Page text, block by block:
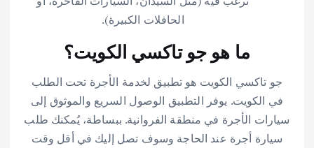
الحافلات الكبيرة).
ما هو جو تاكسي الكويت؟
جو تاكسي الكويت هو تطبيق لخدمة الأجرة تحت الطلب
في الكويت. يوفر التطبيق الوصول السريع والموثوق إلى
سيارات الأجرة في منطقة الفروانية. ببساطة، يُمكنك طلب
سيارة أجرة عند الحاجة وسوف تصل إليك في أقل وقت